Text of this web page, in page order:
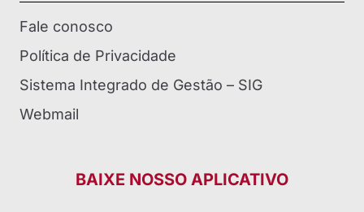
Fale conosco
Política de Privacidade
Sistema Integrado de Gestão – SIG
Webmail
BAIXE NOSSO APLICATIVO